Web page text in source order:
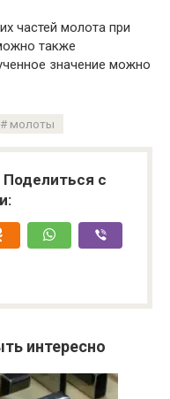
частей молота при
также
значение можно
молоты
Поделиться с
интересно